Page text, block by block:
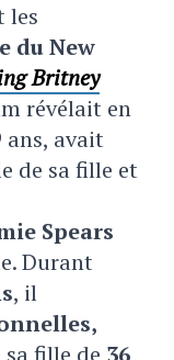
les
du New
Britney
révélait en
ans, avait
de sa fille et
Spears
Durant
, il
sa fille de 36